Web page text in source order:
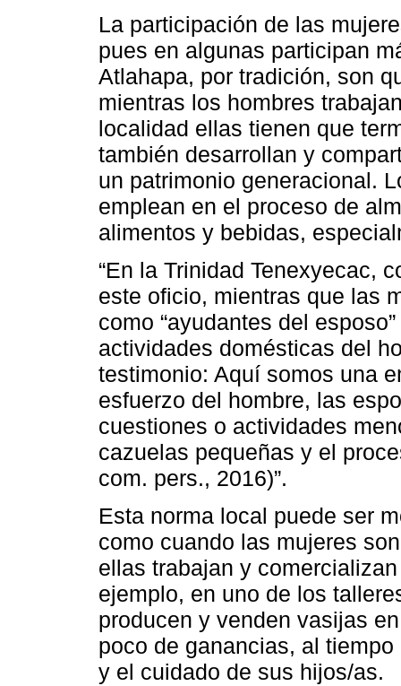
La participación de las
pues en algunas participan
Atlahapa, por tradición, son
mientras los hombres
localidad ellas tienen que
también desarrollan y
un patrimonio generacional.
emplean en el proceso de
alimentos y bebidas,
“En la Trinidad Tenexyecac,
este oficio, mientras que las
como “ayudantes del
actividades domésticas del
testimonio: Aquí somos una
esfuerzo del hombre, las
cuestiones o actividades
cazuelas pequeñas y el
com. pers., 2016)”.
Esta norma local puede ser
como cuando las mujeres
ellas trabajan y
ejemplo, en uno de los
producen y venden vasijas
poco de ganancias, al
y el cuidado de sus hijos/as.